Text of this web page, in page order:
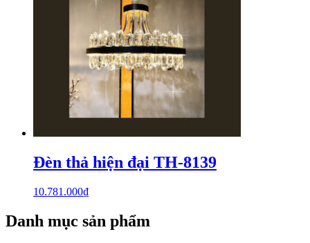
Đèn thả hiện đại TH-8139
10.781.000₫
Danh mục sản phẩm